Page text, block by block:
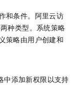
和条件。阿里云访
种类型。系统策略
策略由用户创建和
中添加新权限以支持